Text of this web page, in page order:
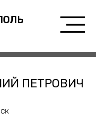
ПЕТРОВИЧ